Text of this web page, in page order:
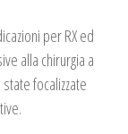
per RX ed
alla chirurgia a
focalizzate